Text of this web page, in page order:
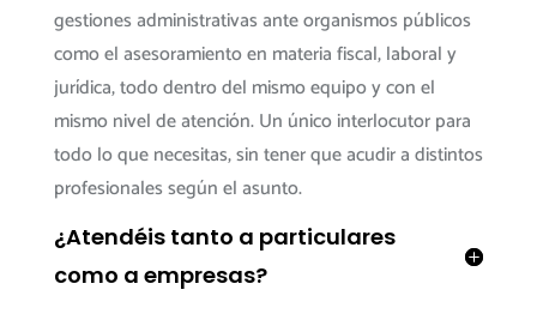
gestiones administrativas ante organismos públicos
como el asesoramiento en materia fiscal, laboral y
jurídica, todo dentro del mismo equipo y con el
mismo nivel de atención. Un único interlocutor para
todo lo que necesitas, sin tener que acudir a distintos
profesionales según el asunto.
¿Atendéis tanto a particulares
como a empresas?